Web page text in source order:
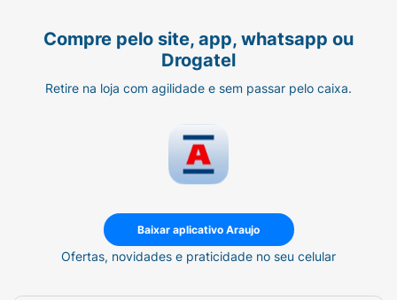
PESSOAS QUE APRESENTAM DOENÇAS OU
ALTERAÇÕES FISIOLÓGICAS, MULHERES
GRÁVIDAS OU AMAMENTANDO(NUTRIZES)
Compre pelo site, app, whatsapp ou
Drogatel
Retire na loja com agilidade e sem passar pelo caixa.
Baixar aplicativo Araujo
Ofertas, novidades e praticidade no seu celular